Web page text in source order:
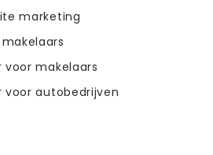
marketing
voor makelaars
voor autobedrijven